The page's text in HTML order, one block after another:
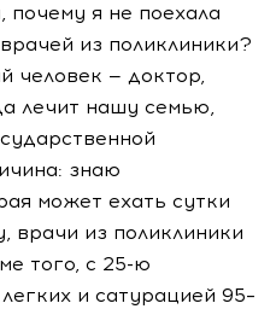
я не поехала
из поликлиники?
человек — доктор,
лечит нашу семью,
знаю
может ехать сутки
врачи из поликлиники
того, с 25-ю
и сатурацией 95–